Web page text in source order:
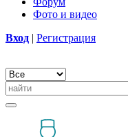
Фото и видео
Вход | Регистрация